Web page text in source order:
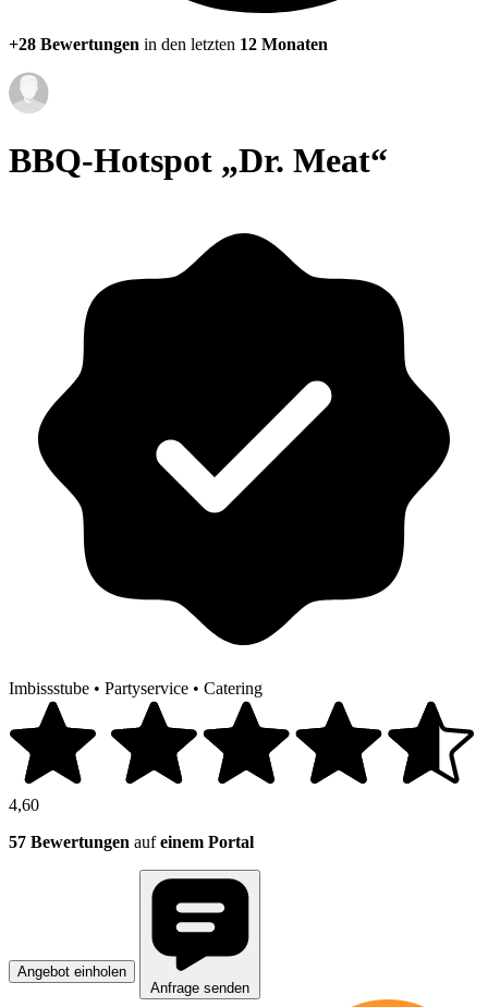
+28 Bewertungen in den letzten 12 Monaten
BBQ-Hotspot „Dr. Meat“
Imbissstube • Partyservice • Catering
4,60
57 Bewertungen aufeinem Portal
Angebot einholen
Anfrage senden